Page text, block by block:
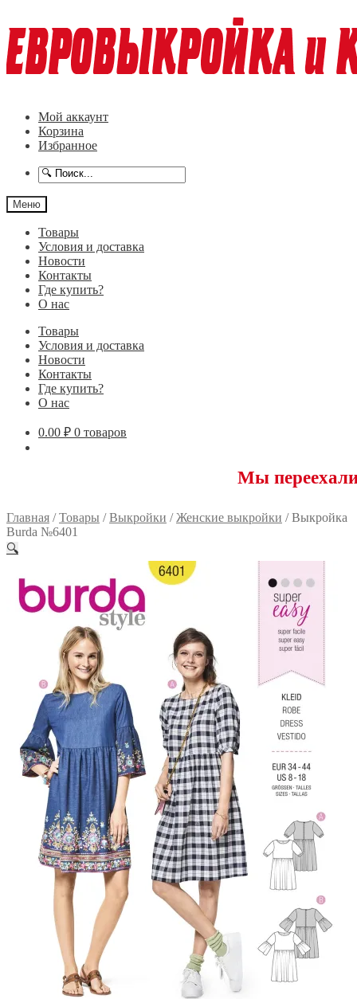
к
навигации
к
содержимому
Мой аккаунт
Корзина
Избранное
Меню
Товары
Условия и доставка
Новости
Контакты
Где купить?
О нас
Товары
Условия и доставка
Новости
Контакты
Где купить?
О нас
0.00 ₽ 0 товаров
Мы переехали!
Главная /Товары /Выкройки /Женские выкройки /Выкройка
Burda №6401
🔍